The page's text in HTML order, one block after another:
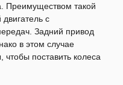
Преимуществом такой
с
Задний привод
в этом случае
поставить колеса